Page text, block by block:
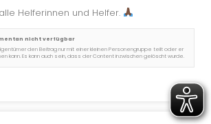
Helferinnen und Helfer.
nicht verfügbar
den Beitrag nur mit einer kleinen Personengruppe teilt oder er
kann. Es kann auch sein, dass der Content inzwischen gelöscht wurde.